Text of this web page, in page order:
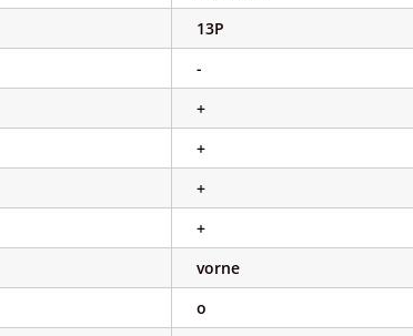
13P
-
+
+
+
+
vorne
o